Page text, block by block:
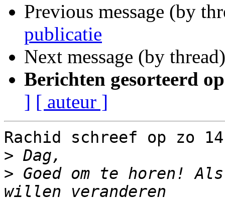
Previous message (by
publicatie
Next message (by
Berichten gesorteerd
] [ auteur ]
Rachid schreef op zo
>
> Goed om te horen!